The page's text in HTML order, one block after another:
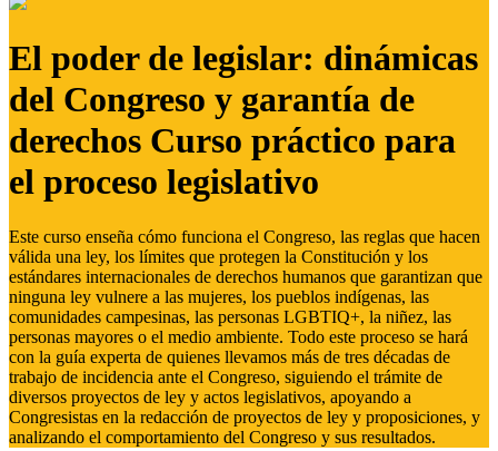
El poder de legislar: dinámicas
del Congreso y garantía de
derechos Curso práctico para
el proceso legislativo
Este curso enseña cómo funciona el Congreso, las reglas que hacen
válida una ley, los límites que protegen la Constitución y los
estándares internacionales de derechos humanos que garantizan que
ninguna ley vulnere a las mujeres, los pueblos indígenas, las
comunidades campesinas, las personas LGBTIQ+, la niñez, las
personas mayores o el medio ambiente. Todo este proceso se hará
con la guía experta de quienes llevamos más de tres décadas de
trabajo de incidencia ante el Congreso, siguiendo el trámite de
diversos proyectos de ley y actos legislativos, apoyando a
Congresistas en la redacción de proyectos de ley y proposiciones, y
analizando el comportamiento del Congreso y sus resultados.